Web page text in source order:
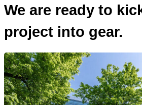
We are ready to
project into gear.